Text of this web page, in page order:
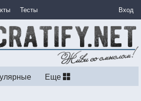
Тесты Вход
Еще